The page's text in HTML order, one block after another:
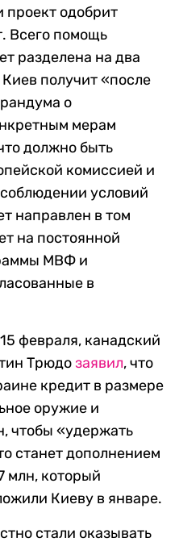
проект одобрит
Всего помощь
разделена на два
получит «после
о
мерам
должно быть
комиссией и
условий
направлен в том
на постоянной
МВФ и
в
февраля, канадский
Трюдозаявил, что
кредит в размере
оружие и
чтобы «удержать
станет дополнением
млн, который
Киеву в январе.
стали оказывать